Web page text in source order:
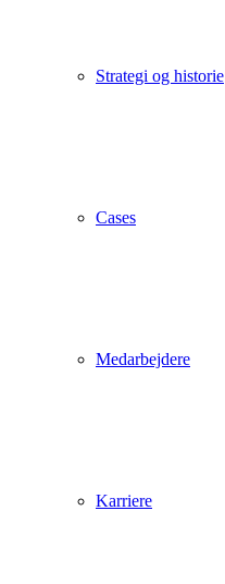
Strategi og historie
Cases
Medarbejdere
Karriere